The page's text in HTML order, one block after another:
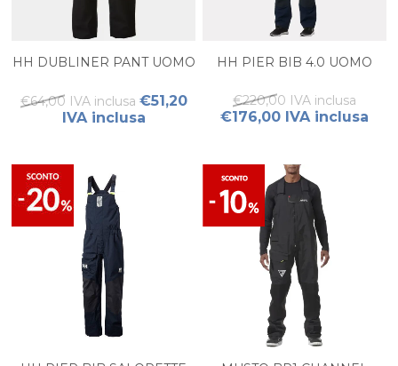
HH DUBLINER PANT UOMO
€64,00 IVA inclusa €51,20
IVA inclusa
HH PIER BIB 4.0 UOMO
€220,00 IVA inclusa
€176,00 IVA inclusa